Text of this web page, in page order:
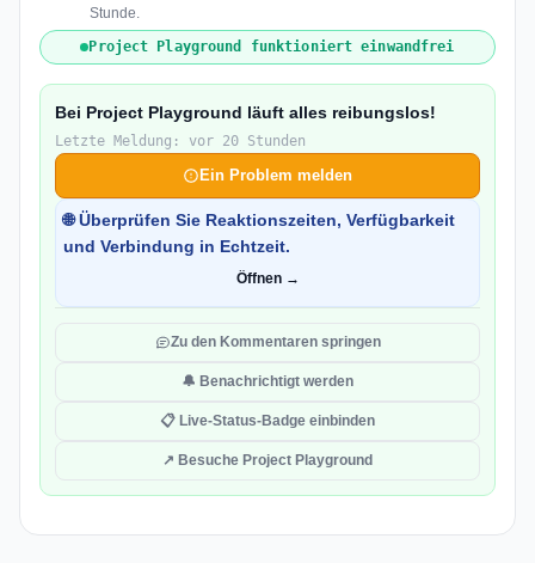
Stunde.
Project Playground funktioniert einwandfrei
Bei Project Playground läuft alles reibungslos!
Letzte Meldung: vor 20 Stunden
Ein Problem melden
🌐 Überprüfen Sie Reaktionszeiten, Verfügbarkeit
und Verbindung in Echtzeit.
Öffnen →
Zu den Kommentaren springen
🔔 Benachrichtigt werden
📋 Live-Status-Badge einbinden
↗ Besuche Project Playground